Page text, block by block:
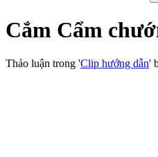
Cắm Cẩm
Thảo luận trong 'Clip hướng dẫn'